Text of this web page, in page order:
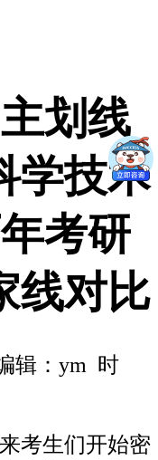
划线
学技术
考研
线对比
辑：ym 时
考生们开始密